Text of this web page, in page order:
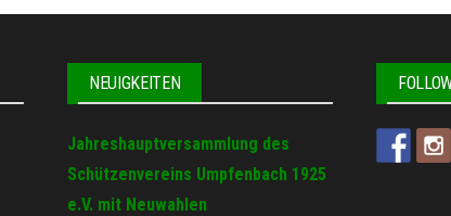
NEUIGKEITEN
Jahreshauptversammlung des
Schützenvereins Umpfenbach 1925
e.V. mit Neuwahlen